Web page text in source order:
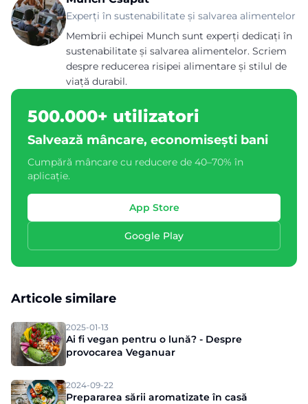
Experți în sustenabilitate și salvarea alimentelor
Membrii echipei Munch sunt experți dedicați în
sustenabilitate și salvarea alimentelor. Scriem
despre reducerea risipei alimentare și stilul de
viață durabil.
500.000+ utilizatori
Salvează mâncare, economisești bani
Cumpără mâncare cu reducere de 40–70% în
aplicație.
App Store
Google Play
Articole similare
2025-01-13
Ai fi vegan pentru o lună? - Despre
provocarea Veganuar
2024-09-22
Prepararea sării aromatizate în casă